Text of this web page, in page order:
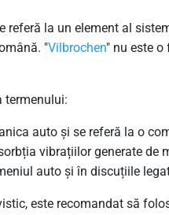
referă la un element al
"Vilbrochen" nu este
termenului:
auto și se referă la o
vibrațiilor generate de
auto și în discuțiile
este recomandat să